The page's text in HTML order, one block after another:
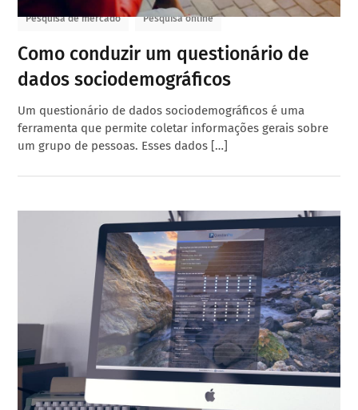
Pesquisa de mercado Pesquisa online
Como conduzir um questionário de
dados sociodemográficos
Um questionário de dados sociodemográficos é uma
ferramenta que permite coletar informações gerais sobre
um grupo de pessoas. Esses dados […]